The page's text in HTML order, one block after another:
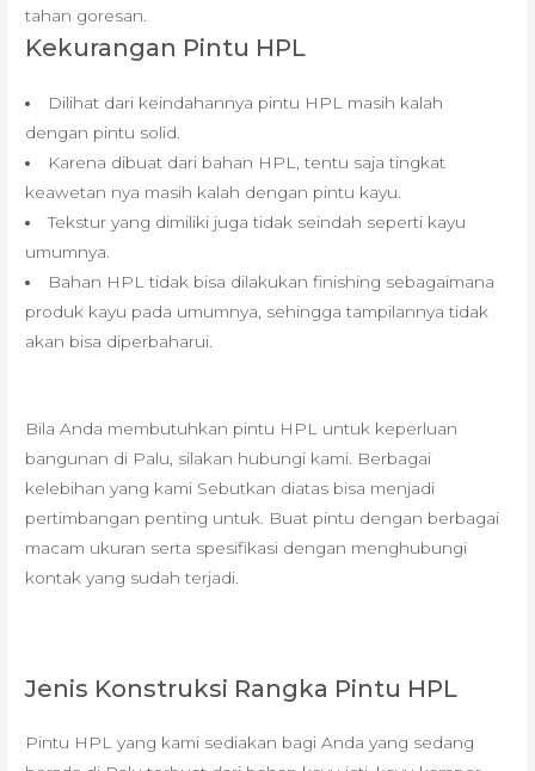
tahan goresan.
Kekurangan Pintu HPL
Dilihat dari keindahannya pintu HPL masih kalah
dengan pintu solid.
Karena dibuat dari bahan HPL, tentu saja tingkat
keawetan nya masih kalah dengan pintu kayu.
Tekstur yang dimiliki juga tidak seindah seperti kayu
umumnya.
Bahan HPL tidak bisa dilakukan finishing sebagaimana
produk kayu pada umumnya, sehingga tampilannya tidak
akan bisa diperbaharui.
Bila Anda membutuhkan pintu HPL untuk keperluan
bangunan di Palu, silakan hubungi kami. Berbagai
kelebihan yang kami Sebutkan diatas bisa menjadi
pertimbangan penting untuk. Buat pintu dengan berbagai
macam ukuran serta spesifikasi dengan menghubungi
kontak yang sudah terjadi.
Jenis Konstruksi Rangka Pintu HPL
Pintu HPL yang kami sediakan bagi Anda yang sedang